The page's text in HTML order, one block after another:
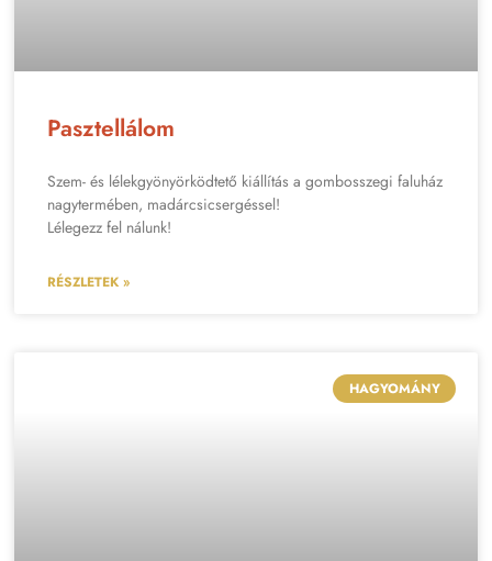
Pasztellálom
Szem- és lélekgyönyörködtető kiállítás a gombosszegi faluház
nagytermében, madárcsicsergéssel!
Lélegezz fel nálunk!
RÉSZLETEK »
HAGYOMÁNY